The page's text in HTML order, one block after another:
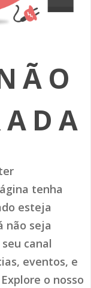
tenha
esteja
não seja
canal
eventos, e
o nosso